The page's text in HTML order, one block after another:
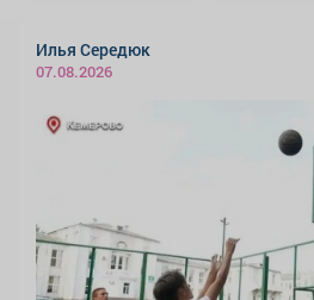
Илья Середюк
07.08.2026